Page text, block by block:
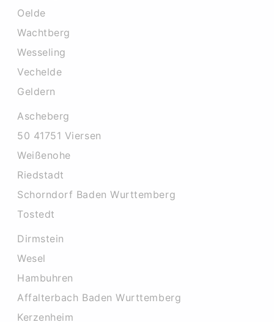
Oelde
Wachtberg
Wesseling
Vechelde
Geldern
Ascheberg
50 41751 Viersen
Weißenohe
Riedstadt
Schorndorf Baden Wurttemberg
Tostedt
Dirmstein
Wesel
Hambuhren
Affalterbach Baden Wurttemberg
Kerzenheim